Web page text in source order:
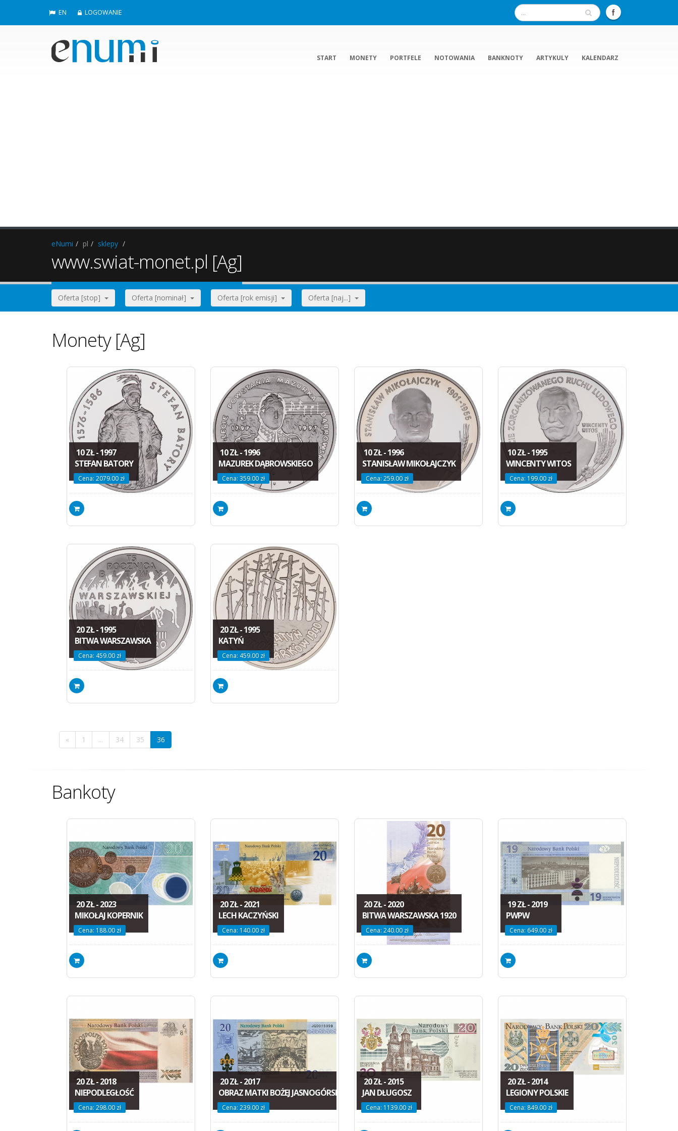
EN LOGOWANIE
START MONETY PORTFELE NOTOWANIA BANKNOTY ARTYKULY KALENDARZ
eNumi pl sklepy
www.swiat-monet.pl [Ag]
Oferta [stop] Oferta [nominał] Oferta [rok emisji] Oferta [naj...]
Monety [Ag]
10 ZŁ - 1997
STEFAN BATORY
Cena: 2079.00 zł
10 ZŁ - 1996
MAZUREK DĄBROWSKIEGO
Cena: 359.00 zł
10 ZŁ - 1996
STANISŁAW MIKOŁAJCZYK
Cena: 259.00 zł
10 ZŁ - 1995
WINCENTY WITOS
Cena: 199.00 zł
20 ZŁ - 1995
BITWA WARSZAWSKA
Cena: 459.00 zł
20 ZŁ - 1995
KATYŃ
Cena: 459.00 zł
« 1 ... 34 35 36
Bankoty
20 ZŁ - 2023
MIKOŁAJ KOPERNIK
Cena: 188.00 zł
20 ZŁ - 2021
LECH KACZYŃSKI
Cena: 140.00 zł
20 ZŁ - 2020
BITWA WARSZAWSKA 1920
Cena: 240.00 zł
19 ZŁ - 2019
PWPW
Cena: 649.00 zł
20 ZŁ - 2018
NIEPODLEGŁOŚĆ
Cena: 298.00 zł
20 ZŁ - 2017
OBRAZ MATKI BOŻEJ JASNOGÓRSKIEJ
Cena: 239.00 zł
20 ZŁ - 2015
JAN DŁUGOSZ
Cena: 1139.00 zł
20 ZŁ - 2014
LEGIONY POLSKIE
Cena: 849.00 zł